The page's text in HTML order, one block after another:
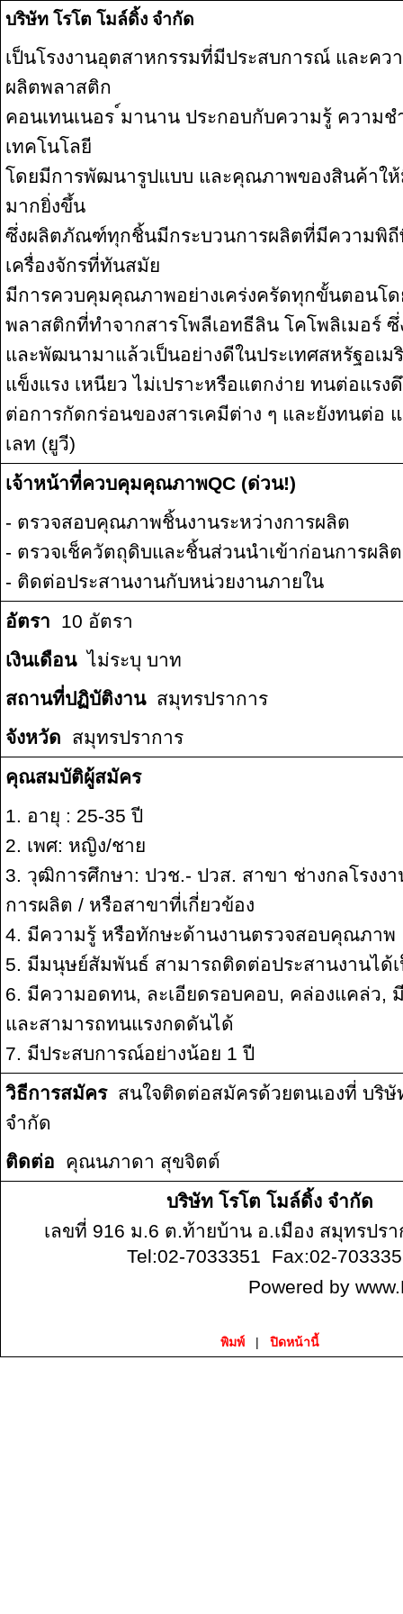
บริษัท โรโต โมล์ดิ้ง จำกัด
เป็นโรงงานอุตสาหกรรมที่มีประสบการณ์ และค
ผลิตพลาสติก
คอนเทนเนอร ์มานาน ประกอบกับความรู้ ความ
เทคโนโลยี
โดยมีการพัฒนารูปแบบ และคุณภาพของสินค้าใ
มากยิ่งขึ้น
ซึ่งผลิตภัณฑ์ทุกชิ้นมีกระบวนการผลิตที่มีความพิ
เครื่องจักรที่ทันสมัย
มีการควบคุมคุณภาพอย่างเคร่งครัดทุกขั้นตอนโด
พลาสติกที่ทำจากสารโพลีเอทธีลิน โคโพลิเมอร์ ซึ่
และพัฒนามาแล้วเป็นอย่างดีในประเทศสหรัฐอเม
แข็งแรง เหนียว ไม่เปราะหรือแตกง่าย ทนต่อแรง
ต่อการกัดกร่อนของสารเคมีต่าง ๆ และยังทนต่อ
เลท (ยูวี)
เจ้าหน้าที่ควบคุมคุณภาพQC (ด่วน!)
- ตรวจสอบคุณภาพชิ้นงานระหว่างการผลิต
- ตรวจเช็ควัตถุดิบและชิ้นส่วนนำเข้าก่อนการผลิต
- ติดต่อประสานงานกับหน่วยงานภายใน
อัตรา 10 อัตรา
เงินเดือนไม่ระบุ บาท
สถานที่ปฏิบัติงานสมุทรปราการ
จังหวัด สมุทรปราการ
คุณสมบัติผู้สมัคร
1. อายุ : 25-35 ปี
2. เพศ: หญิง/ชาย
3. วุฒิการศึกษา: ปวช.- ปวส. สาขา ช่างกลโรงง
การผลิต / หรือสาขาที่เกี่ยวข้อง
4. มีความรู้ หรือทักษะด้านงานตรวจสอบคุณภาพ
5. มีมนุษย์สัมพันธ์ สามารถติดต่อประสานงานได้
6. มีความอดทน, ละเอียดรอบคอบ, คล่องแคล่ว,
และสามารถทนแรงกดดันได้
7. มีประสบการณ์อย่างน้อย 1 ปี
วิธีการสมัครสนใจติดต่อสมัครด้วยตนเองที่ บริษั
จำกัด
ติดต่อ คุณนภาดา สุขจิตต์
บริษัท โรโต โมล์ดิ้ง จำกัด
เลขที่ 916 ม.6 ต.ท้ายบ้าน อ.เมือง สมุทรปร
Tel:02-7033351 Fax:02-
Powered by
พิมพ์ | ปิดหน้านี้